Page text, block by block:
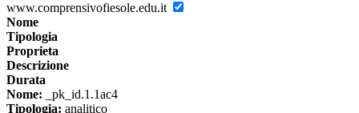
www.comprensivofiesole.edu.it
Nome
Tipologia
Proprieta
Descrizione
Durata
Nome: _pk_id.1.1ac4
Tipologia: analitico